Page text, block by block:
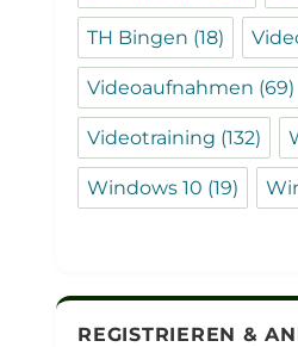
TH Bingen (18)
Videoaufnahmen (69)
Videotraining (132)
Windows 10 (19)
REGISTRIEREN &